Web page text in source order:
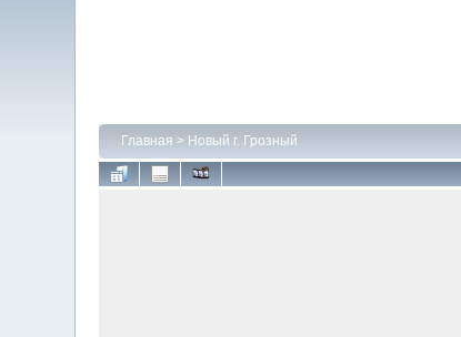
Главная > Новый г. Грозный